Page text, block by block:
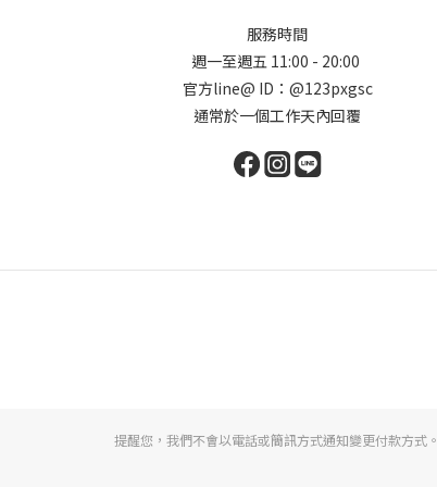
服務時間
週一至週五 11:00 - 20:00
官方line@ ID：@123pxgsc
通常於一個工作天內回覆
提醒您，我們不會以電話或簡訊方式通知變更付款方式。